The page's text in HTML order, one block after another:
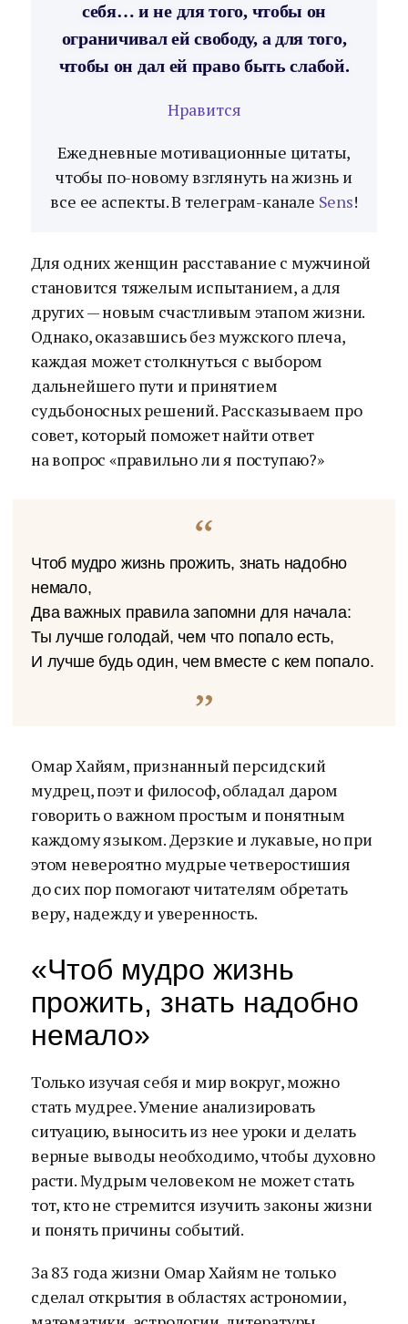
себя… и не для того, чтобы он
ограничивал ей свободу, а для того,
чтобы он дал ей право быть слабой.
Нравится
Ежедневные мотивационные цитаты,
чтобы по-новому взглянуть на жизнь и
все ее аспекты. В телеграм-канале Sens!
Для одних женщин расставание с мужчиной
становится тяжелым испытанием, а для
других — новым счастливым этапом жизни.
Однако, оказавшись без мужского плеча,
каждая может столкнуться с выбором
дальнейшего пути и принятием
судьбоносных решений. Рассказываем про
совет, который поможет найти ответ
на вопрос «правильно ли я поступаю?»
Чтоб мудро жизнь прожить, знать надобно
немало,
Два важных правила запомни для начала:
Ты лучше голодай, чем что попало есть,
И лучше будь один, чем вместе с кем попало.
Омар Хайям, признанный персидский
мудрец, поэт и философ, обладал даром
говорить о важном простым и понятным
каждому языком. Дерзкие и лукавые, но при
этом невероятно мудрые четверостишия
до сих пор помогают читателям обретать
веру, надежду и уверенность.
«Чтоб мудро жизнь
прожить, знать надобно
немало»
Только изучая себя и мир вокруг, можно
стать мудрее. Умение анализировать
ситуацию, выносить из нее уроки и делать
верные выводы необходимо, чтобы духовно
расти. Мудрым человеком не может стать
тот, кто не стремится изучить законы жизни
и понять причины событий.
За 83 года жизни Омар Хайям не только
сделал открытия в областях астрономии,